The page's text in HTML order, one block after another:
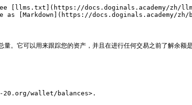
[llms.txt](https://docs.doginals.academy/zh/
[Markdown](https://docs.doginals.academy/
。它可以用来跟踪您的资产，并且在进行任何交易之前了解余额
20.org/wallet/balances>.